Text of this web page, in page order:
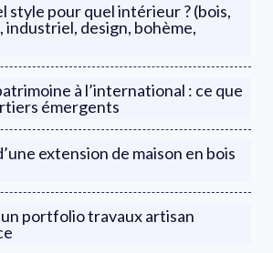
style pour quel intérieur ? (bois,
industriel, design, bohème,
à l’international : ce que
émergents
extension de maison en bois
portfolio travaux artisan